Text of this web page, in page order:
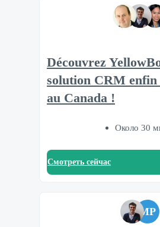
Découvrez
solution CRM enfin
au Canada !
Около 30
Смотреть сейчас
MP